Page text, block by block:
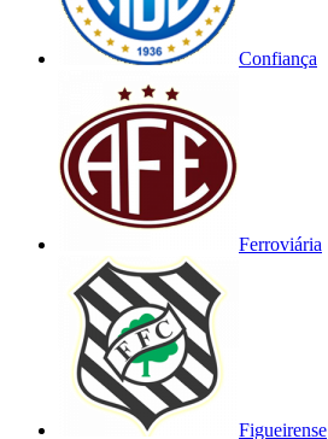
Confiança
Ferroviária
Figueirense